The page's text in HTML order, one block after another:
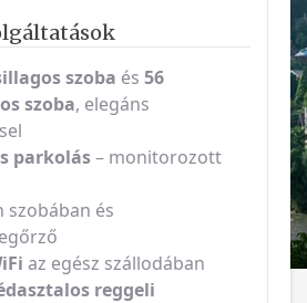
szoba és 56
szoba, elegáns
parkolás– monitorozott
és
az egész szállodában
reggeli